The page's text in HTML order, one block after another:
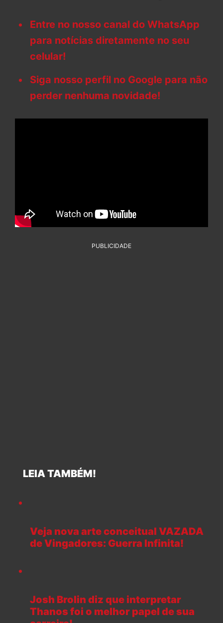
Entre no nosso canal do WhatsApp
para notícias diretamente no seu
celular!
Siga nosso perfil no Google para não
perder nenhuma novidade!
PUBLICIDADE
LEIA TAMBÉM!
Veja nova arte conceitual VAZADA
de Vingadores: Guerra Infinita!
Josh Brolin diz que interpretar
Thanos foi o melhor papel de sua